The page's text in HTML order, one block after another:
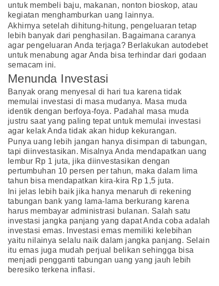
untuk membeli baju, makanan, nonton bioskop, atau
kegiatan menghamburkan uang lainnya.
Akhirnya setelah dihitung-hitung, pengeluaran tetap
lebih banyak dari penghasilan. Bagaimana caranya
agar pengeluaran Anda terjaga? Berlakukan autodebet
untuk menabung agar Anda bisa terhindar dari godaan
semacam ini.
Menunda Investasi
Banyak orang menyesal di hari tua karena tidak
memulai investasi di masa mudanya. Masa muda
identik dengan berfoya-foya. Padahal masa muda
justru saat yang paling tepat untuk memulai investasi
agar kelak Anda tidak akan hidup kekurangan.
Punya uang lebih jangan hanya disimpan di tabungan,
tapi diinvestasikan. Misalnya Anda mendapatkan uang
lembur Rp 1 juta, jika diinvestasikan dengan
pertumbuhan 10 persen per tahun, maka dalam lima
tahun bisa mendapatkan kira-kira Rp 1,5 juta.
Ini jelas lebih baik jika hanya menaruh di rekening
tabungan bank yang lama-lama berkurang karena
harus membayar administrasi bulanan. Salah satu
investasi jangka panjang yang dapat Anda coba adalah
investasi emas. Investasi emas memiliki kelebihan
yaitu nilainya selalu naik dalam jangka panjang. Selain
itu emas juga mudah perjual belikan sehingga bisa
menjadi pengganti tabungan uang yang jauh lebih
beresiko terkena inflasi.